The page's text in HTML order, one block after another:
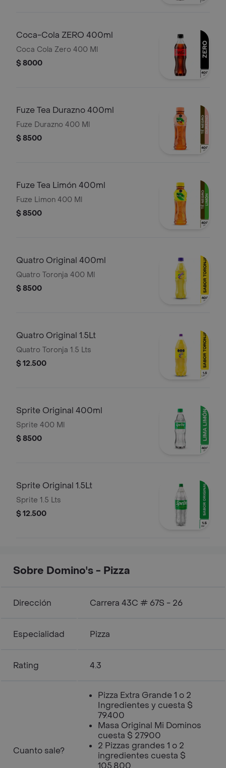
Coca-Cola ZERO 400ml
Coca Cola Zero 400 Ml
$ 8000
Fuze Tea Durazno 400ml
Fuze Durazno 400 Ml
$ 8500
Fuze Tea Limón 400ml
Fuze Limon 400 Ml
$ 8500
Quatro Original 400ml
Quatro Toronja 400 Ml
$ 8500
Quatro Original 1.5Lt
Quatro Toronja 1.5 Lts
$ 12.500
Sprite Original 400ml
Sprite 400 Ml
$ 8500
Sprite Original 1.5Lt
Sprite 1.5 Lts
$ 12.500
Sobre Domino's - Pizza
Dirección Carrera 43C # 67S - 26
Especialidad Pizza
Rating 4.3
Cuanto sale?
Pizza Extra Grande 1 o 2
Ingredientes y cuesta $
79.400
Masa Original Mi Dominos
cuesta $ 27.900
2 Pizzas grandes 1 o 2
ingredientes cuesta $
105.800